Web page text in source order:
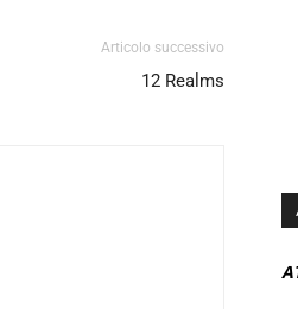
Articolo successivo
12 Realms